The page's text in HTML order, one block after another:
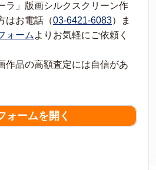
ラ」版画シルクスクリーン作
はお電話（03-6421-6083）ま
ォーム よりお気軽にご依頼く
作品の高額査定には自信があ
ォームを開く